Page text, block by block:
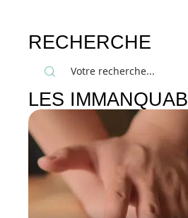
RECHERCHE
LES